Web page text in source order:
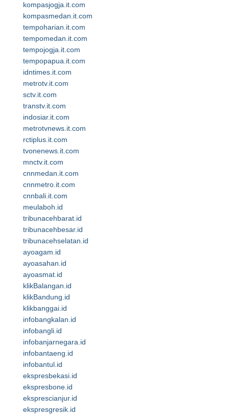
kompasjogja.it.com
kompasmedan.it.com
tempoharian.it.com
tempomedan.it.com
tempojogja.it.com
tempopapua.it.com
idntimes.it.com
metrotv.it.com
sctv.it.com
transtv.it.com
indosiar.it.com
metrotvnews.it.com
rctiplus.it.com
tvonenews.it.com
mnctv.it.com
cnnmedan.it.com
cnnmetro.it.com
cnnbali.it.com
meulaboh.id
tribunacehbarat.id
tribunacehbesar.id
tribunacehselatan.id
ayoagam.id
ayoasahan.id
ayoasmat.id
klikBalangan.id
klikBandung.id
klikbanggai.id
infobangkalan.id
infobangli.id
infobanjarnegara.id
infobantaeng.id
infobantul.id
ekspresbekasi.id
ekspresbone.id
eksprescianjur.id
ekspresgresik.id